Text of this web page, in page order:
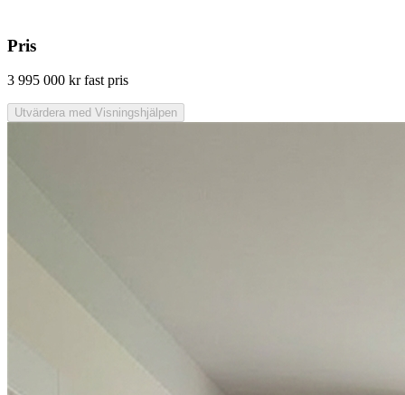
Pris
3 995 000 kr fast pris
Utvärdera med Visningshjälpen